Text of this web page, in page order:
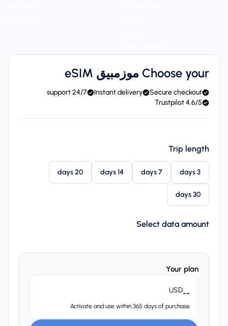
Choose your موزمبيق eSIM
Secure checkout
Instant delivery
24/7 support
4.6/5 Trustpilot
Trip length
3 days
7 days
14 days
20 days
30 days
Select data amount
Your plan
--
USD
Activate and use within 365 days of purchase.